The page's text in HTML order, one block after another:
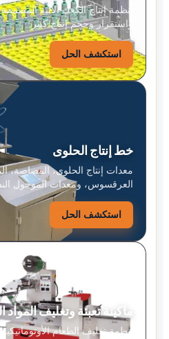
أنظمة إنتاج الكعك الآلية المصممة
واستقرار وحجم إنتاج كبير.
استكشف الحل
خط إنتاج الحلوى
معدات إنتاج الحلوى، المصاصة،
العرقسوس، ومعدات الموجول
استكشف الحل
ماكينة تعبئة وتغليف المواد
أنظمة تغليف الطعام